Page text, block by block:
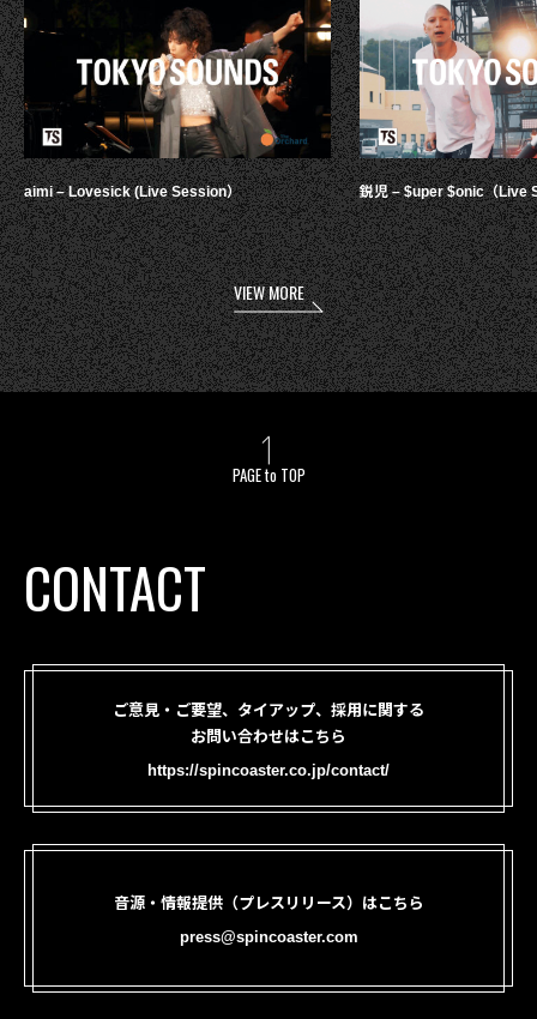
aimi – Lovesick (Live Session） 鋭児 – $uper $onic（Live
VIEW MORE
PAGE to TOP
CONTACT
ご意見・ご要望、タイアップ、採用に関する
お問い合わせはこちら
https://spincoaster.co.jp/contact/
音源・情報提供（プレスリリース）はこちら
press@spincoaster.com